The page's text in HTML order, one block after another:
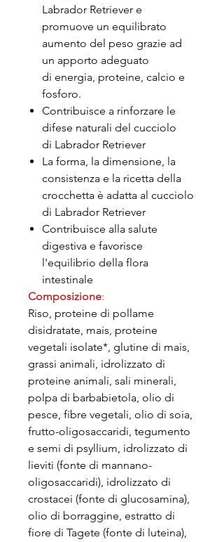
Labrador Retriever e
promuove un equilibrato
aumento del peso grazie ad
un apporto adeguato
di energia, proteine, calcio e
fosforo.
Contribuisce a rinforzare le
difese naturali del cucciolo
di Labrador Retriever
La forma, la dimensione, la
consistenza e la ricetta della
crocchetta è adatta al cucciolo
di Labrador Retriever
Contribuisce alla salute
digestiva e favorisce
l'equilibrio della flora
intestinale
Composizione:
Riso, proteine di pollame
disidratate, mais, proteine
vegetali isolate*, glutine di mais,
grassi animali, idrolizzato di
proteine animali, sali minerali,
polpa di barbabietola, olio di
pesce, fibre vegetali, olio di soia,
frutto-oligosaccaridi, tegumento
e semi di psyllium, idrolizzato di
lieviti (fonte di mannano-
oligosaccaridi), idrolizzato di
crostacei (fonte di glucosamina),
olio di borraggine, estratto di
fiore di Tagete (fonte di luteina),